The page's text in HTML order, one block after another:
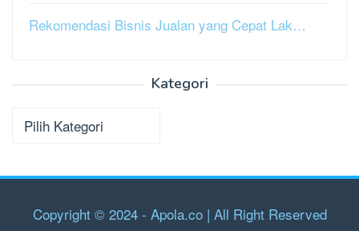
Rekomendasi Bisnis Jualan yang Cepat Lak…
Kategori
Kategori
Copyright © 2024 - Apola.co | All Right Reserved